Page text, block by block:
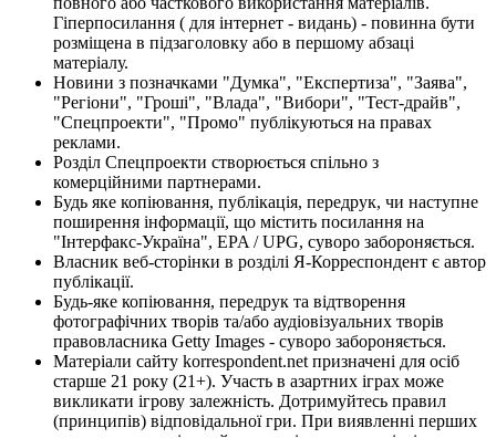
Гіперпосилання ( для інтернет - видань) - повинна бути
розміщена в підзаголовку або в першому абзаці
матеріалу.
Новини з позначками "Думка", "Експертиза", "Заява",
"Регіони", "Гроші", "Влада", "Вибори", "Тест-драйв",
"Спецпроекти", "Промо" публікуються на правах
реклами.
Розділ Спецпроекти створюється спільно з
комерційними партнерами.
Будь яке копіювання, публікація, передрук, чи наступне
поширення інформації, що містить посилання на
"Інтерфакс-Україна", EPA / UPG, суворо забороняється.
Власник веб-сторінки в розділі Я-Корреспондент є автор
публікації.
Будь-яке копіювання, передрук та відтворення
фотографічних творів та/або аудіовізуальних творів
правовласника Getty Images - суворо забороняється.
Матеріали сайту korrespondent.net призначені для осіб
старше 21 року (21+). Участь в азартних іграх може
викликати ігрову залежність. Дотримуйтесь правил
(принципів) відповідальної гри. При виявленні перших